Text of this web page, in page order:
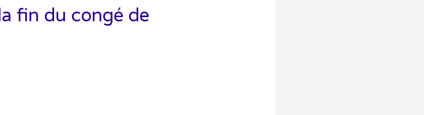
fin du congé de